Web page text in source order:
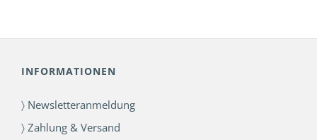
INFORMATIONEN
〉 Newsletteranmeldung
〉 Zahlung & Versand